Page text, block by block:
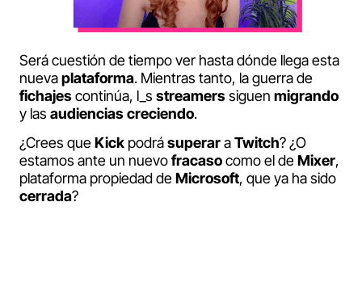
Será cuestión de tiempo ver hasta dónde llega esta
nuevaplataforma. Mientras tanto, la guerra de
fichajescontinúa, l_s streamerssiguen migrando
y las audienciascreciendo.
¿Crees queKick podrásuperaraTwitch? ¿O
estamos ante un nuevofracasocomo el deMixer,
plataforma propiedad deMicrosoft, que ya ha sido
cerrada?